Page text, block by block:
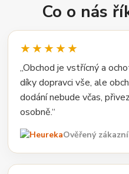
Co o nás
★★★★★
„Obchod je vstřícný a
díky dopravci vše, ale
dodání nebude včas,
osobně.“
Ověřený